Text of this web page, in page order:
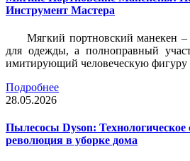
Инструмент Мастера
Мягкий портновский манекен –
для одежды, а полноправный
имитирующий человеческую фигуру
Подробнее
28.05.2026
Пылесосы Dyson: Технологическое
революция в уборке дома